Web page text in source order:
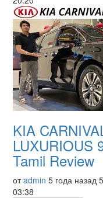
KIA
LUXURIOUS
Tamil Review
отadmin 5 года назад
03:38